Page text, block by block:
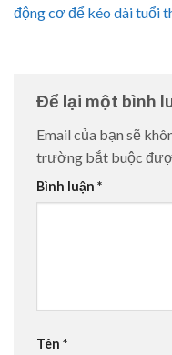
động cơ để kéo dài tuổi
Để lại một bình
Email của bạn sẽ
trường bắt buộc
Bình luận *
Tên *